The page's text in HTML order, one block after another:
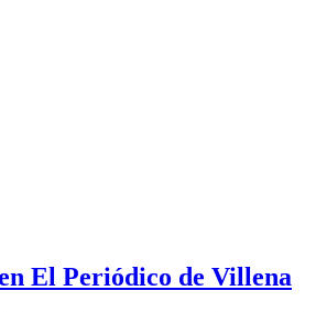
El Periódico de Villena